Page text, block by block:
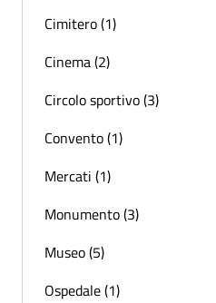
Cimitero (1)
Cinema (2)
Circolo sportivo (3)
Convento (1)
Mercati (1)
Monumento (3)
Museo (5)
Ospedale (1)